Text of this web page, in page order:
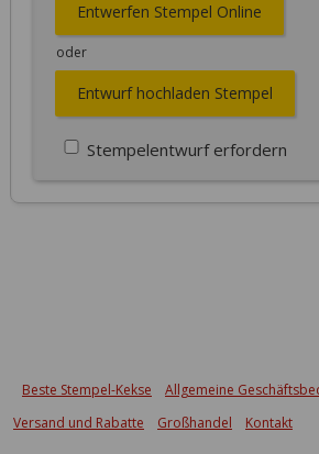
Entwerfen Stempel Online
oder
Entwurf hochladen Stempel
Stempelentwurf erfordern
Beste Stempel-Kekse
Allgemeine
Versand und Rabatte
Großhandel Kontakt